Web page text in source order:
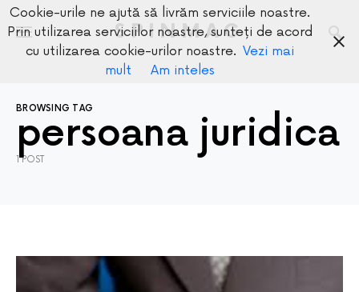
SPINMAG
BROWSING TAG
persoana juridica
1 POST
Cookie-urile ne ajută să livrăm serviciile noastre.
Prin utilizarea serviciilor noastre, sunteți de acord
cu utilizarea cookie-urilor noastre. Vezi mai
mult
Am inteles